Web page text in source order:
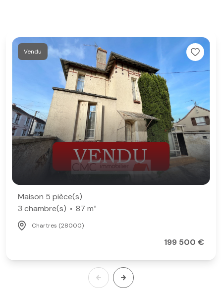
Vendu
Maison 5 pièce(s)
3 chambre(s)
87 m²
Chartres (28000)
199 500 €